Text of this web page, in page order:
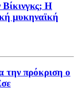
Βίκινγκς; Η
μυκηναϊκή
την πρόκριση ο